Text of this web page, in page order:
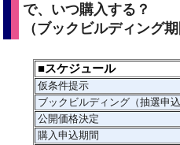
で、いつ購入する？
（ブックビルディング
■スケジュール
仮条件提示
ブックビルディング（抽選申
公開価格決定
購入申込期間